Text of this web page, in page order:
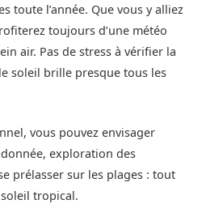
toute l’année. Que vous y alliez
toujours d’une météo
air. Pas de stress à vérifier la
soleil brille presque tous les
vous pouvez envisager
exploration des
prélasser sur les plages : tout
tropical.